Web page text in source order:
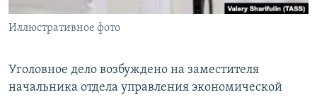
Иллюстративное фото
Уголовное дело возбуждено на заместителя
начальника отдела управления экономической